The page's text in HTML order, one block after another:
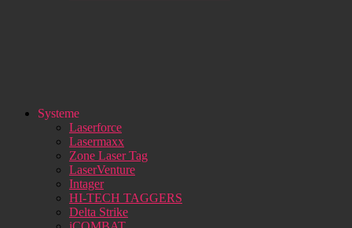
Systeme
Laserforce
Lasermaxx
Zone Laser Tag
LaserVenture
Intager
HI-TECH TAGGERS
Delta Strike